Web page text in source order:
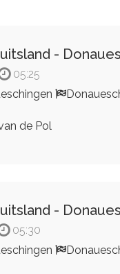
-
05:25
de Pol
-
05:30